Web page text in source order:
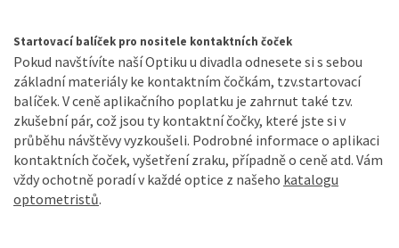
Startovací balíček pro nositele kontaktních čoček
Pokud navštívíte naší Optiku u divadla odnesete si s sebou
základní materiály ke kontaktním čočkám, tzv.startovací
balíček. V ceně aplikačního poplatku je zahrnut také tzv.
zkušební pár, což jsou ty kontaktní čočky, které jste si v
průběhu návštěvy vyzkoušeli. Podrobné informace o aplikaci
kontaktních čoček, vyšetření zraku, případně o ceně atd. Vám
vždy ochotně poradí v každé optice z našeho katalogu
optometristů.